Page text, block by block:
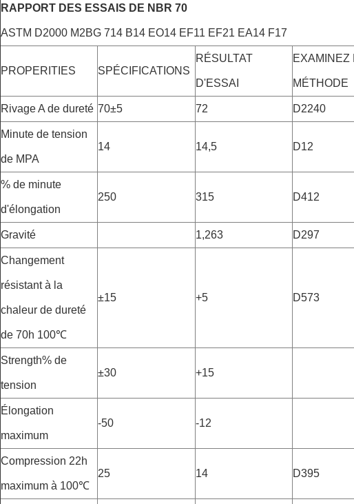
RAPPORT DES ESSAIS DE NBR 70
ASTM D2000 M2BG 714 B14 EO14 EF11 EF21 EA14 F17
PROPERITIES SPÉCIFICATIONS
RÉSULTAT
D'ESSAI
EXAMINEZ
MÉTHODE
Rivage A de dureté 70±5 72 D2240
Minute de tension
de MPA
14 14,5 D12
% de minute
d'élongation
250 315 D412
Gravité 1,263 D297
Changement
résistant à la
chaleur de dureté
de 70h 100℃
±15 +5 D573
Strength% de
tension
±30 +15
Élongation
maximum
-50 -12
Compression 22h
maximum à 100℃
25 14 D395